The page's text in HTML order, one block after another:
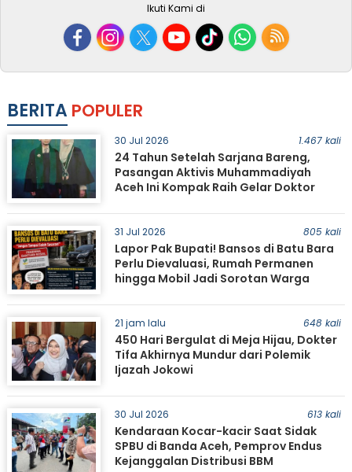
Ikuti Kami di
BERITA POPULER
30 Jul 2026 1.467 kali
24 Tahun Setelah Sarjana Bareng,
Pasangan Aktivis Muhammadiyah
Aceh Ini Kompak Raih Gelar Doktor
31 Jul 2026 805 kali
Lapor Pak Bupati! Bansos di Batu Bara
Perlu Dievaluasi, Rumah Permanen
hingga Mobil Jadi Sorotan Warga
21 jam lalu 648 kali
450 Hari Bergulat di Meja Hijau, Dokter
Tifa Akhirnya Mundur dari Polemik
Ijazah Jokowi
30 Jul 2026 613 kali
Kendaraan Kocar-kacir Saat Sidak
SPBU di Banda Aceh, Pemprov Endus
Kejanggalan Distribusi BBM